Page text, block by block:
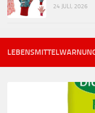
24 JULI, 2026